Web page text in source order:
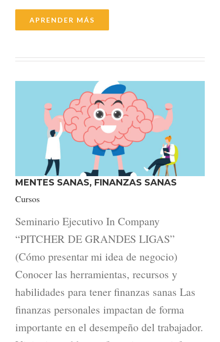
APRENDER MÁS
MENTES SANAS, FINANZAS SANAS
Cursos
Seminario Ejecutivo In Company
“PITCHER DE GRANDES LIGAS”
(Cómo presentar mi idea de negocio)
Conocer las herramientas, recursos y
habilidades para tener finanzas sanas Las
finanzas personales impactan de forma
importante en el desempeño del trabajador.